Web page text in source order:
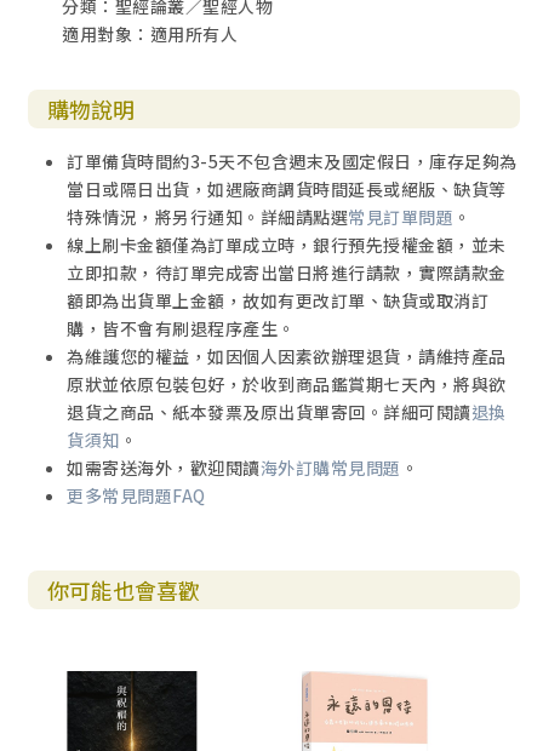
分類：聖經論叢／聖經人物
適用對象：適用所有人
購物說明
訂單備貨時間約3-5天不包含週末及國定假日，庫存足夠為
當日或隔日出貨，如遇廠商調貨時間延長或絕版、缺貨等
特殊情況，將另行通知。詳細請點選常見訂單問題 。
線上刷卡金額僅為訂單成立時，銀行預先授權金額，並未
立即扣款，待訂單完成寄出當日將進行請款，實際請款金
額即為出貨單上金額，故如有更改訂單、缺貨或取消訂
購，皆不會有刷退程序產生。
為維護您的權益，如因個人因素欲辦理退貨，請維持產品
原狀並依原包裝包好，於收到商品鑑賞期七天內，將與欲
退貨之商品、紙本發票及原出貨單寄回。詳細可閱讀退換
貨須知 。
如需寄送海外，歡迎閱讀海外訂購常見問題 。
更多常見問題FAQ
你可能也會喜歡